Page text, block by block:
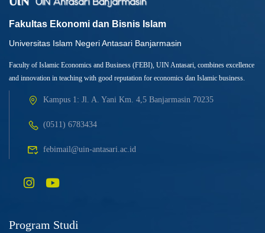
Fakultas Ekonomi dan Bisnis Islam
Universitas Islam Negeri Antasari Banjarmasin
Faculty of Islamic Economics and Business (FEBI), UIN Antasari, combines excellence
and innovation in teaching with good reputation for economics dan Islamic business.
Kampus 1: Jl. A. Yani Km. 4,5 Banjarmasin 70235
(0511) 6783434
febimail@uin-antasari.ac.id
Program Studi